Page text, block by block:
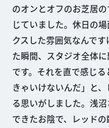
のオンとオフのお芝居
じていました。休日の
クスした雰囲気なんで
た瞬間、スタジオ全体
です。それを直で感じ
きゃいけないんだ」と
る思いがしました。浅
できたお陰で、レッド